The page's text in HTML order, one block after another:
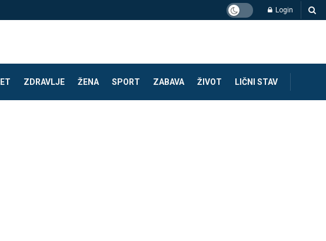
Login
ZDRAVLJE ŽENA SPORT ZABAVA ŽIVOT LIČNI STAV